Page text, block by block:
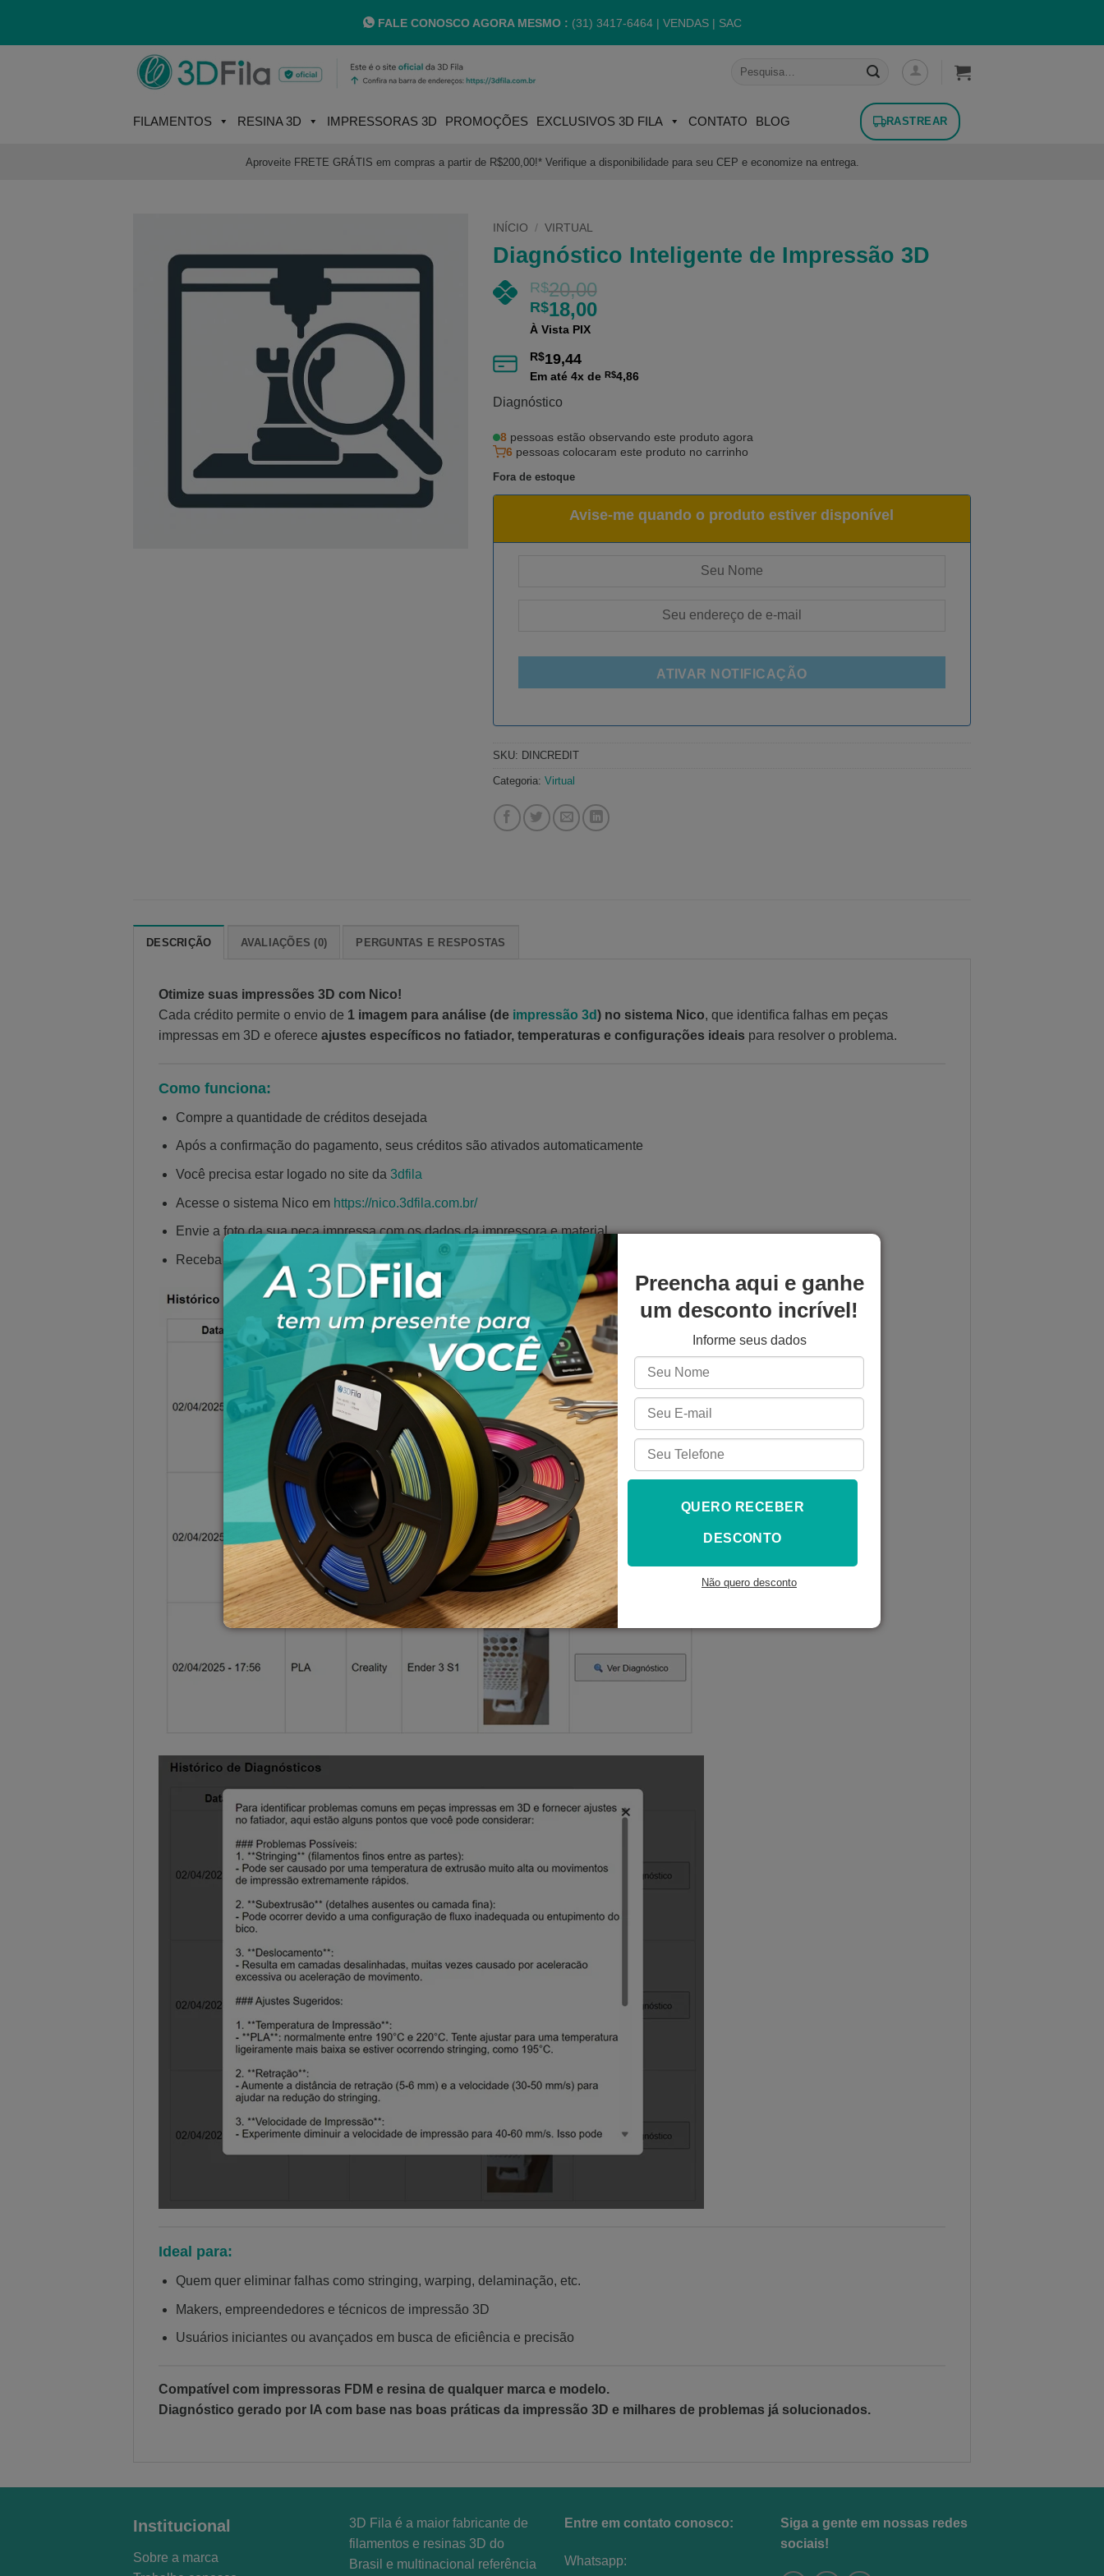
FALE CONOSCO AGORA MESMO : (31) 3417-6464 | VENDAS | SAC
Pesquisar
FILAMENTOS RESINA 3D IMPRESSORAS 3D PROMOÇÕES EXCLUSIVOS 3D FILA CONTATO BLOG RASTREAR
Aproveite FRETE GRÁTIS em compras a partir de R$200,00!* Verifique a disponibilidade para seu CEP e economize na entrega.
INÍCIO / VIRTUAL
Diagnóstico Inteligente de Impressão 3D
R$20,00
R$18,00
À Vista PIX
R$19,44
Em até 4x de R$4,86
Diagnóstico
8pessoas estão observando este produto agora
6pessoas colocaram este produto no carrinho
Fora de estoque
Avise-me quando o produto estiver disponível
ATIVAR NOTIFICAÇÃO
SKU: DINCREDIT
Categoria: Virtual
DESCRIÇÃO AVALIAÇÕES (0) PERGUNTAS E RESPOSTAS
Otimize suas impressões 3D com Nico!
Cada crédito permite o envio de 1 imagem para análise (de impressão 3d) no sistema Nico, que identifica falhas em peças
impressas em 3D e oferece ajustes específicos no fatiador, temperaturas e configurações ideais para resolver o problema.
Como funciona:
Compre a quantidade de créditos desejada
Após a confirmação do pagamento, seus créditos são ativados automaticamente
Você precisa estar logado no site da 3dfila
Acesse o sistema Nico em https://nico.3dfila.com.br/
Envie a foto da sua peça impressa com os dados da impressora e material
Receba um diagnóstico com recomendações práticas e personalizadas
Ideal para:
Quem quer eliminar falhas como stringing, warping, delaminação, etc.
Makers, empreendedores e técnicos de impressão 3D
Usuários iniciantes ou avançados em busca de eficiência e precisão
Compatível com impressoras FDM e resina de qualquer marca e modelo.
Diagnóstico gerado por IA com base nas boas práticas da impressão 3D e milhares de problemas já solucionados.
Institucional
Sobre a marca
3D Fila é a maior fabricante de
filamentos e resinas 3D do
Brasil e multinacional referência
Entre em contato conosco:
Whatsapp:
Siga a gente em nossas redes
sociais!
Preencha aqui e ganhe
um desconto incrível!
Informe seus dados
QUERO RECEBER
DESCONTO
Não quero desconto